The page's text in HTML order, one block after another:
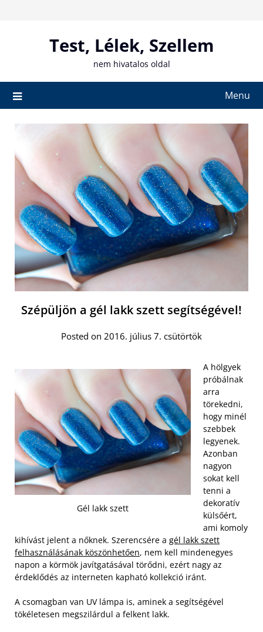
Test, Lélek, Szellem
nem hivatalos oldal
Menu
Szépüljön a gél lakk szett segítségével!
Posted on 2016. július 7. csütörtök
Gél lakk szett
A hölgyek
próbálnak
arra
törekedni,
hogy minél
szebbek
legyenek.
Azonban
nagyon
sokat kell
tenni a
dekoratív
külsőért,
ami komoly
kihívást jelent a nőknek. Szerencsére a gél lakk szett
felhasználásának köszönhetően, nem kell mindenegyes
napon a körmök javítgatásával törődni, ezért nagy az
érdeklődés az interneten kapható kollekció iránt.
A csomagban van UV lámpa is, aminek a segítségével
tökéletesen megszilárdul a felkent lakk.